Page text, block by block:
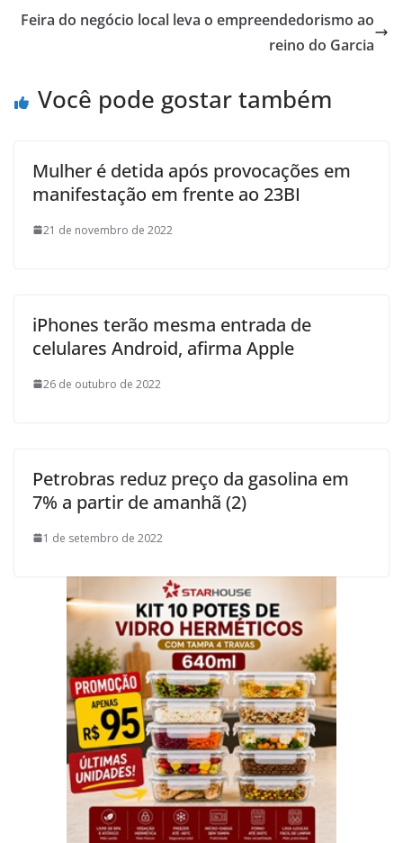
Feira do negócio local leva o empreendedorismo ao
reino do Garcia
Você pode gostar também
Mulher é detida após provocações em
manifestação em frente ao 23BI
21 de novembro de 2022
iPhones terão mesma entrada de
celulares Android, afirma Apple
26 de outubro de 2022
Petrobras reduz preço da gasolina em
7% a partir de amanhã (2)
1 de setembro de 2022